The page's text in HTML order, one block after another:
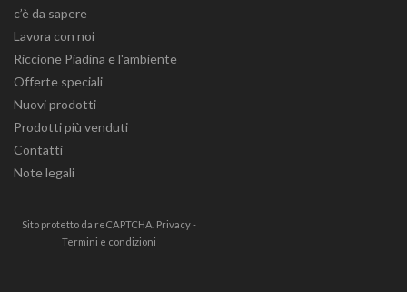
c’è da sapere
Lavora con noi
Riccione Piadina e l'ambiente
Offerte speciali
Nuovi prodotti
Prodotti più venduti
Contatti
Note legali
Sito protetto da reCAPTCHA. Privacy-
Termini e condizioni